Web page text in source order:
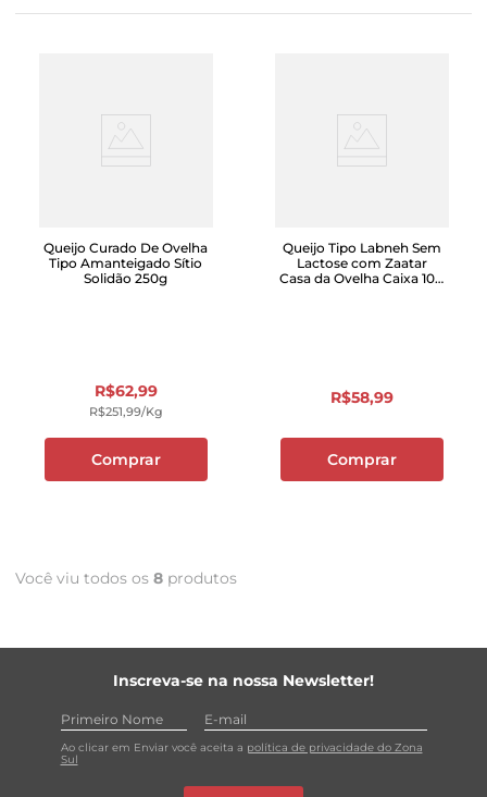
Queijo Curado De Ovelha
Tipo Amanteigado Sítio
Solidão 250g
R$62,99
R$251,99/kg
Comprar
Queijo Tipo Labneh Sem
Lactose com Zaatar
Casa da Ovelha Caixa 100
R$58,99
Comprar
Você viu todos os 8 produtos
Inscreva-se na nossa Newsletter!
Ao clicar em Enviar você aceita a política de privacidade do Zona
Sul